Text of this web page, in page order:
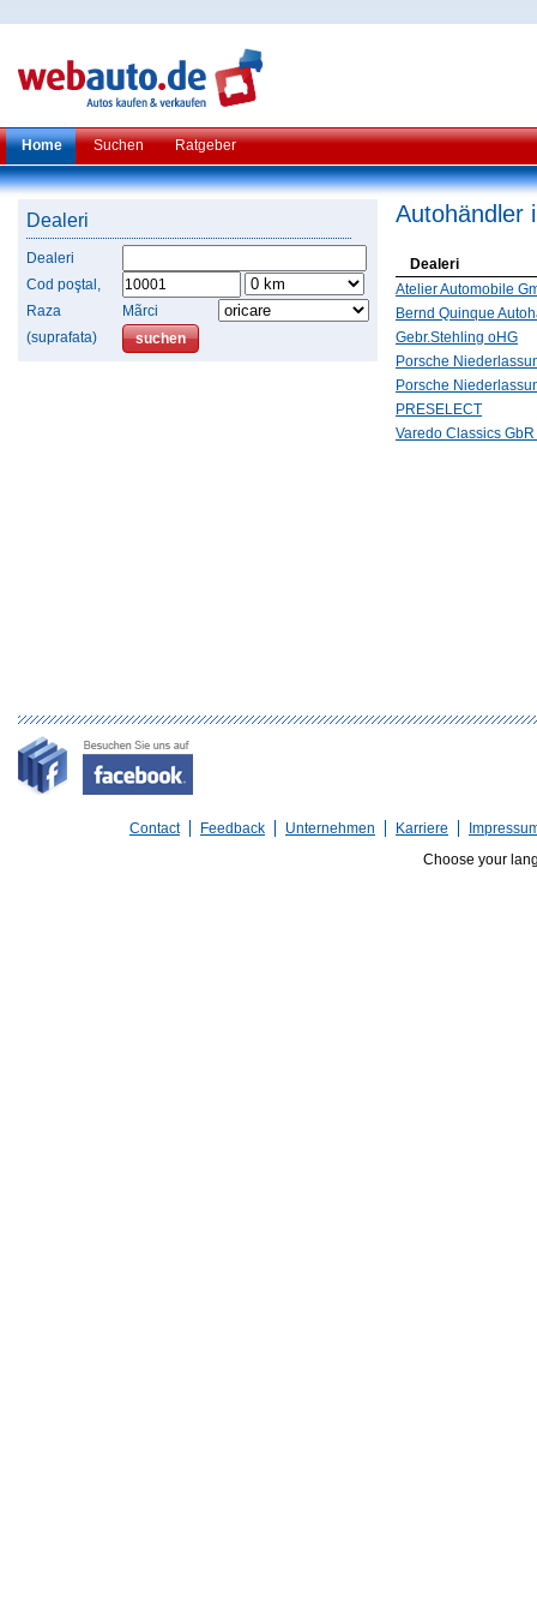
Home Suchen Ratgeber
Dealeri
Dealeri
Cod poştal,
Raza
(suprafata)
Mãrci
Autohändler
Dealeri
Atelier Automobile
Bernd Quinque
Gebr.Stehling oHG
Porsche
Porsche
PRESELECT
Varedo Classics
Contact Feedback Unternehmen Karriere
Choose your